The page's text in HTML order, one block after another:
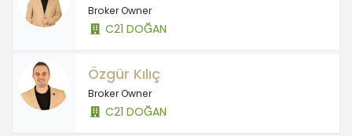
Broker Owner
C21 DOĞAN
Özgür Kılıç
Broker Owner
C21 DOĞAN